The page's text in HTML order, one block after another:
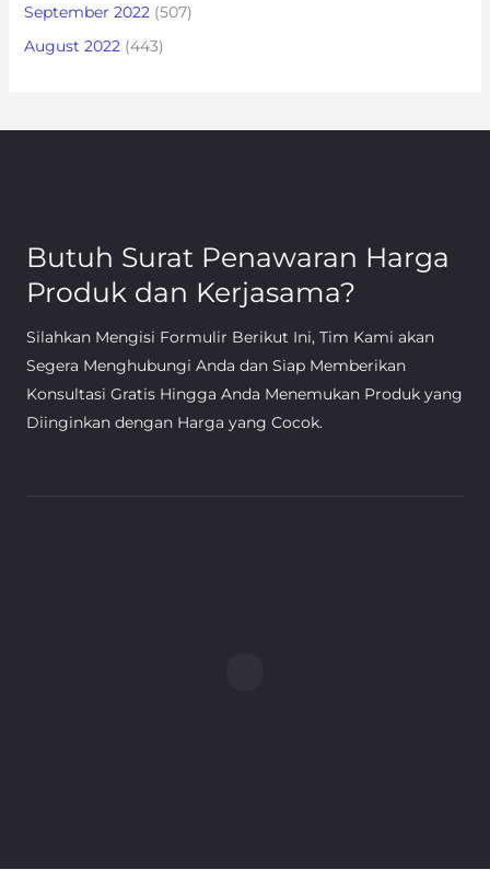
September 2022(507)
August 2022(443)
Butuh Surat Penawaran Harga
Produk dan Kerjasama?
Silahkan Mengisi Formulir Berikut Ini, Tim Kami akan
Segera Menghubungi Anda dan Siap Memberikan
Konsultasi Gratis Hingga Anda Menemukan Produk yang
Diinginkan dengan Harga yang Cocok.